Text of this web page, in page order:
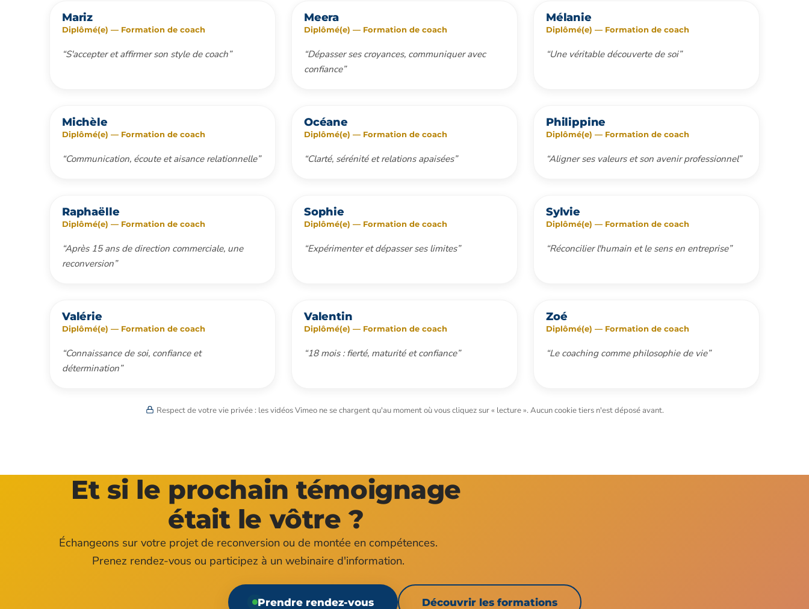
Mariz
Diplômé(e) — Formation de coach
“S'accepter et affirmer son style de coach”
Meera
Diplômé(e) — Formation de coach
“Dépasser ses croyances, communiquer avec
confiance”
Mélanie
Diplômé(e) — Formation de coach
“Une véritable découverte de soi”
Michèle
Diplômé(e) — Formation de coach
“Communication, écoute et aisance relationnelle”
Océane
Diplômé(e) — Formation de coach
“Clarté, sérénité et relations apaisées”
Philippine
Diplômé(e) — Formation de coach
“Aligner ses valeurs et son avenir professionnel”
Raphaëlle
Diplômé(e) — Formation de coach
“Après 15 ans de direction commerciale, une
reconversion”
Sophie
Diplômé(e) — Formation de coach
“Expérimenter et dépasser ses limites”
Sylvie
Diplômé(e) — Formation de coach
“Réconcilier l'humain et le sens en entreprise”
Valérie
Diplômé(e) — Formation de coach
“Connaissance de soi, confiance et
détermination”
Valentin
Diplômé(e) — Formation de coach
“18 mois : fierté, maturité et confiance”
Zoé
Diplômé(e) — Formation de coach
“Le coaching comme philosophie de vie”
Respect de votre vie privée : les vidéos Vimeo ne se chargent qu'au moment où vous cliquez sur « lecture ». Aucun cookie tiers n'est déposé avant.
Et si le prochain témoignage
était le vôtre ?
Échangeons sur votre projet de reconversion ou de montée en compétences.
Prenez rendez-vous ou participez à un webinaire d'information.
Prendre rendez-vous Découvrir les formations